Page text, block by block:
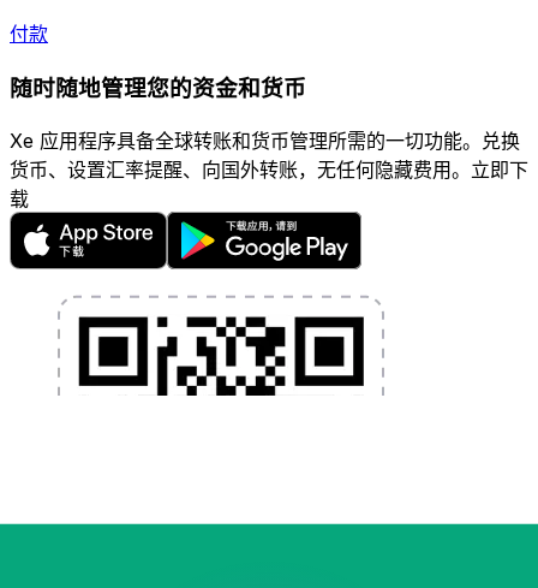
付款
随时随地管理您的资金和货币
Xe 应用程序具备全球转账和货币管理所需的一切功能。兑换
货币、设置汇率提醒、向国外转账，无任何隐藏费用。立即下
载